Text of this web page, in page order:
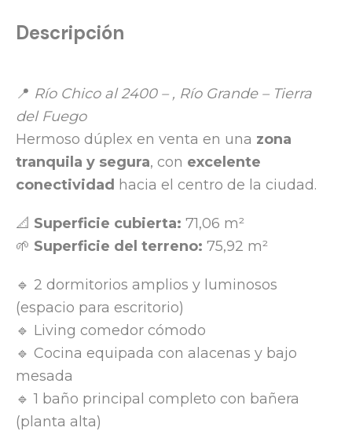
Descripción
📍 Río Chico al 2400 – , Río Grande – Tierra
del Fuego
Hermoso dúplex en venta en una zona
tranquila y segura, con excelente
conectividad hacia el centro de la ciudad.
📐 Superficie cubierta: 71,06 m²
🌱 Superficie del terreno: 75,92 m²
🔹 2 dormitorios amplios y luminosos
(espacio para escritorio)
🔹 Living comedor cómodo
🔹 Cocina equipada con alacenas y bajo
mesada
🔹 1 baño principal completo con bañera
(planta alta)